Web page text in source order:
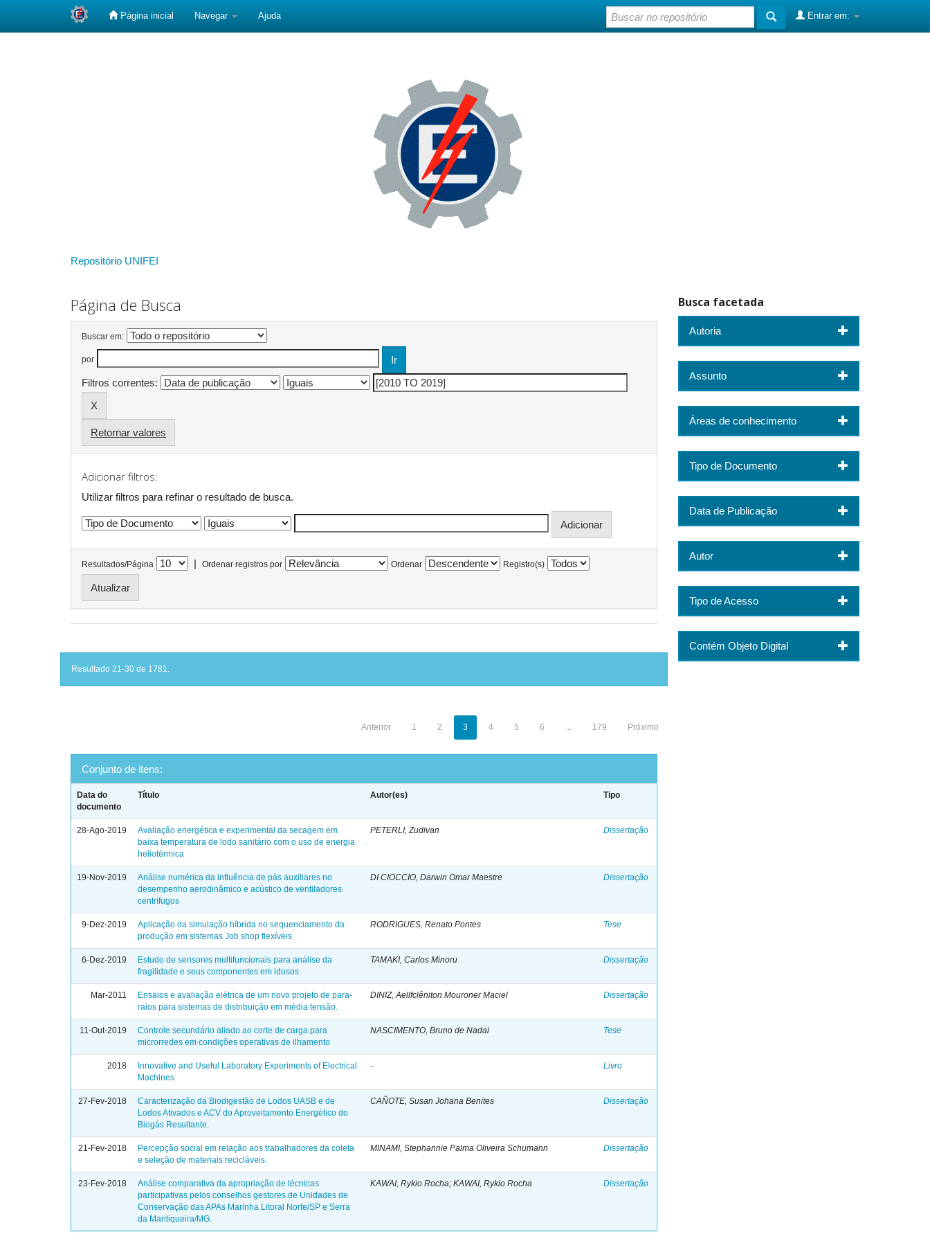
Página inicial Navegar Ajuda Entrar em:
Repositório UNIFEI
Página de Busca
Buscar em:
por
Filtros correntes:
Retornar valores
Adicionar filtros:
Utilizar filtros para refinar o resultado de busca.
Resultados/Página | Ordenar registros por Ordenar Registro(s)
Resultado 21-30 de 1781.
Anterior 1 2 3 4 5 6 ... 179 Próximo
Conjunto de itens:
Data do
documento
Título Autor(es) Tipo
28-Ago-2019
Avaliação energética e experimental da secagem em
baixa temperatura de lodo sanitário com o uso de energia
heliotérmica
PETERLI, Zudivan Dissertação
19-Nov-2019
Análise numérica da influência de pás auxiliares no
desempenho aerodinâmico e acústico de ventiladores
centrífugos
DI CIOCCIO, Darwin Omar Maestre Dissertação
9-Dez-2019
Aplicação da simulação híbrida no sequenciamento da
produção em sistemas Job shop flexíveis
RODRIGUES, Renato Pontes Tese
6-Dez-2019
Estudo de sensores multifuncionais para análise da
fragilidade e seus componentes em idosos
TAMAKI, Carlos Minoru Dissertação
Mar-2011
Ensaios e avaliação elétrica de um novo projeto de para-
raios para sistemas de distribuição em média tensão.
DINIZ, Aellfclêniton Mouroner Maciel Dissertação
11-Out-2019
Controle secundário aliado ao corte de carga para
microrredes em condições operativas de ilhamento
NASCIMENTO, Bruno de Nadai Tese
2018
Innovative and Useful Laboratory Experiments of Electrical
Machines
- Livro
27-Fev-2018
Caracterização da Biodigestão de Lodos UASB e de
Lodos Ativados e ACV do Aproveitamento Energético do
Biogás Resultante.
CAÑOTE, Susan Johana Benites Dissertação
21-Fev-2018
Percepção social em relação aos trabalhadores da coleta
e seleção de materiais recicláveis.
MINAMI, Stephannie Palma Oliveira Schumann Dissertação
23-Fev-2018
Análise comparativa da apropriação de técnicas
participativas pelos conselhos gestores de Unidades de
Conservação das APAs Marinha Litoral Norte/SP e Serra
da Mantiqueira/MG.
KAWAI, Rykio Rocha; KAWAI, Rykio Rocha Dissertação
Busca facetada
Autoria
Assunto
Áreas de conhecimento
Tipo de Documento
Data de Publicação
Autor
Tipo de Acesso
Contém Objeto Digital